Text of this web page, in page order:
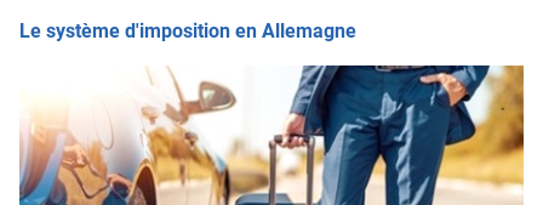
Le système d'imposition en Allemagne